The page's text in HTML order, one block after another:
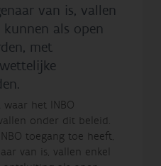
van is, vallen
als open
met
het INBO
onder dit beleid.
toegang toe heeft,
van is, vallen enkel